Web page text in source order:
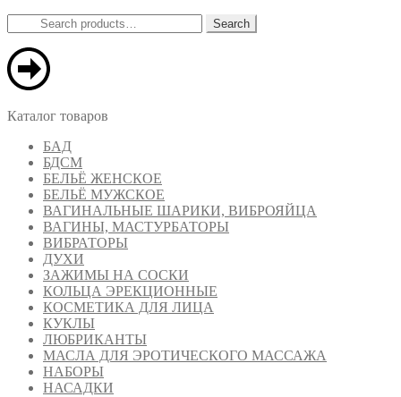
Search
for:
Search
Каталог товаров
БАД
БДСМ
БЕЛЬЁ ЖЕНСКОЕ
БЕЛЬЁ МУЖСКОЕ
ВАГИНАЛЬНЫЕ ШАРИКИ, ВИБРОЯЙЦА
ВАГИНЫ, МАСТУРБАТОРЫ
ВИБРАТОРЫ
ДУХИ
ЗАЖИМЫ НА СОСКИ
КОЛЬЦА ЭРЕКЦИОННЫЕ
КОСМЕТИКА ДЛЯ ЛИЦА
КУКЛЫ
ЛЮБРИКАНТЫ
МАСЛА ДЛЯ ЭРОТИЧЕСКОГО МАССАЖА
НАБОРЫ
НАСАДКИ